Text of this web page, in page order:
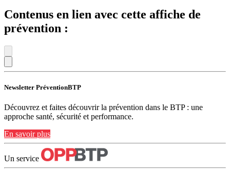
Contenus en lien avec cette affiche de
prévention :
Newsletter PréventionBTP
Découvrez et faites découvrir la prévention dans le BTP : une
approche santé, sécurité et performance.
En savoir plus
Un service